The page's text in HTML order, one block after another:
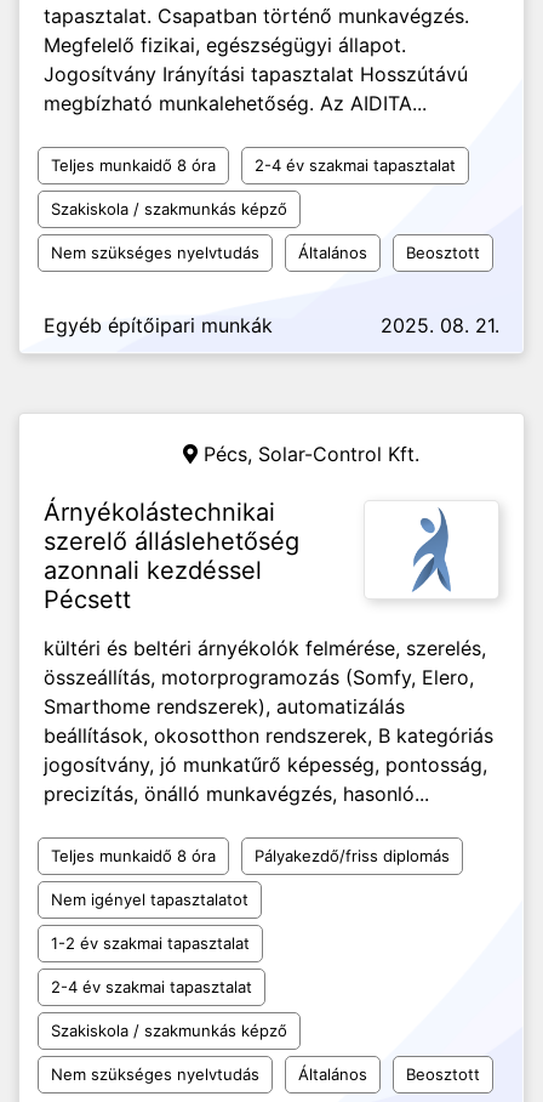
tapasztalat. Csapatban történő munkavégzés.
Megfelelő fizikai, egészségügyi állapot.
Jogosítvány Irányítási tapasztalat Hosszútávú
megbízható munkalehetőség. Az AIDITA...
Teljes munkaidő 8 óra 2-4 év szakmai tapasztalat
Szakiskola / szakmunkás képző
Nem szükséges nyelvtudás Általános Beosztott
Egyéb építőipari munkák 2025. 08. 21.
Pécs, Solar-Control Kft.
Árnyékolástechnikai
szerelő álláslehetőség
azonnali kezdéssel
Pécsett
kültéri és beltéri árnyékolók felmérése, szerelés,
összeállítás, motorprogramozás (Somfy, Elero,
Smarthome rendszerek), automatizálás
beállítások, okosotthon rendszerek, B kategóriás
jogosítvány, jó munkatűrő képesség, pontosság,
precizítás, önálló munkavégzés, hasonló...
Teljes munkaidő 8 óra Pályakezdő/friss diplomás
Nem igényel tapasztalatot
1-2 év szakmai tapasztalat
2-4 év szakmai tapasztalat
Szakiskola / szakmunkás képző
Nem szükséges nyelvtudás Általános Beosztott